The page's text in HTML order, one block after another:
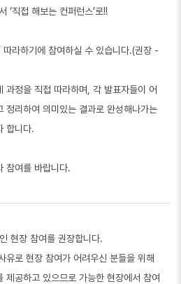
‘직접 해보는 컨퍼런스’로!!
따라하기에 참여하실 수 있습니다.(권장 -
과정을 직접 따라하며, 각 발표자들이 어
정리하여 의미있는 결과로 완성해나가는
합니다.
참여를 바랍니다.
현장 참여를 권장합니다.
유로 현장 참여가 어려우신 분들을 위해
제공하고 있으므로 가능한 현장에서 참여